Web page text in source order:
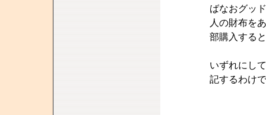
ばなおグッ
人の財布を
部購入する
いずれにし
記するわけ